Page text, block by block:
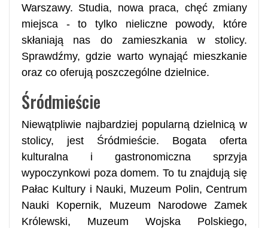
Warszawy. Studia, nowa praca, chęć zmiany
miejsca - to tylko nieliczne powody, które
skłaniają nas do zamieszkania w stolicy.
Sprawdźmy, gdzie warto wynająć mieszkanie
oraz co oferują poszczególne dzielnice.
Śródmieście
Niewątpliwie najbardziej popularną dzielnicą w
stolicy, jest Śródmieście. Bogata oferta
kulturalna i gastronomiczna sprzyja
wypoczynkowi poza domem. To tu znajdują się
Pałac Kultury i Nauki, Muzeum Polin, Centrum
Nauki Kopernik, Muzeum Narodowe Zamek
Królewski, Muzeum Wojska Polskiego,